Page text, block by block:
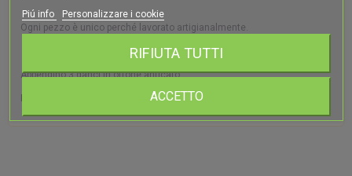
Ogni pezzo è unico perché lavorato artigianalmente.
Appendino 3 ganci in ottone anticato
Misure: 12 cm x 3 cm x h 26 cm
Piú info Personalizzare i cookie
RIFIUTA TUTTI
ACCETTO